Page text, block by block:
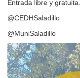
Entrada libre y
@CEDHSaladillo
@MuniSaladillo